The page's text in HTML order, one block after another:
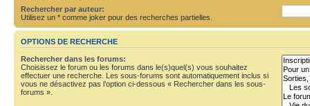
Rechercher par auteur:
Utilisez un * comme joker pour des recherches partielles.
OPTIONS DE RECHERCHE
Rechercher dans les forums:
Choisissez le forum ou les forums dans le(s)quel(s) vous souhaitez
effectuer une recherche. Les sous-forums sont automatiquement inclus si
vous ne désactivez pas l’option ci-dessous « Rechercher dans les sous-
forums ».